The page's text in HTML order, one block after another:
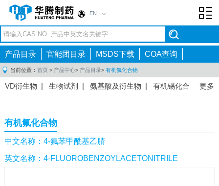
EN
产品目录 官能团目录 MSDS下载 COA查询
当前位置： 首页 > 产品中心> 产品目录> 有机氟化合物
更多
VD衍生物 | 生物试剂 | 氨基酸及衍生物 | 有机锡化合
间体|抗高血压药物中间体
感染药物中间体|
体 |抗精神病药物中间体|抗炎药物中间体
药中间体|其他原料药中间体|
有机氟化合物
中文名称：4-氟苯甲酰基乙腈
英文名称：4-FLUOROBENZOYLACETONITRILE